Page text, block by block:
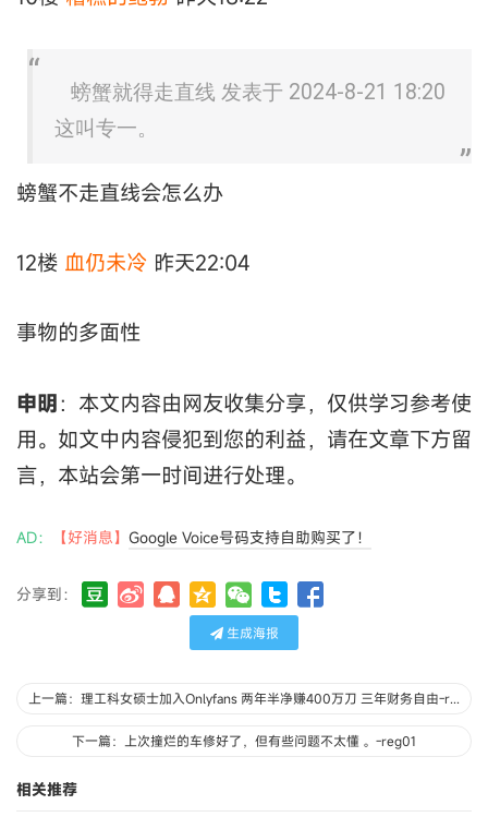
螃蟹就得走直线 发表于 2024-8-21 18:20
这叫专一。
螃蟹不走直线会怎么办
12楼 血仍未冷 昨天22:04
事物的多面性
申明：本文内容由网友收集分享，仅供学习参考使
用。如文中内容侵犯到您的利益，请在文章下方留
言，本站会第一时间进行处理。
AD： 【好消息】 Google Voice号码支持自助购买了！
分享到：
生成海报
上一篇：理工科女硕士加入Onlyfans 两年半净赚400万刀 三年财务自由-redneck
下一篇：上次撞烂的车修好了，但有些问题不太懂 。-reg01
相关推荐